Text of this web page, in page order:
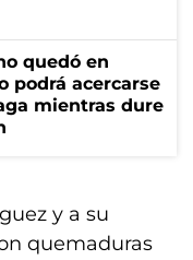
quedó en
podrá acercarse
mientras dure
y a su
quemaduras